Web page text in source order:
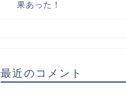
果あった！
最近のコメント